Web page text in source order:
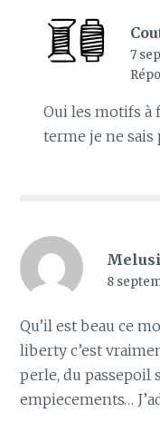
7
Oui les motifs à
terme je ne sais
8
Qu’il est beau ce
liberty c’est
perle, du passepoil
empiecements…